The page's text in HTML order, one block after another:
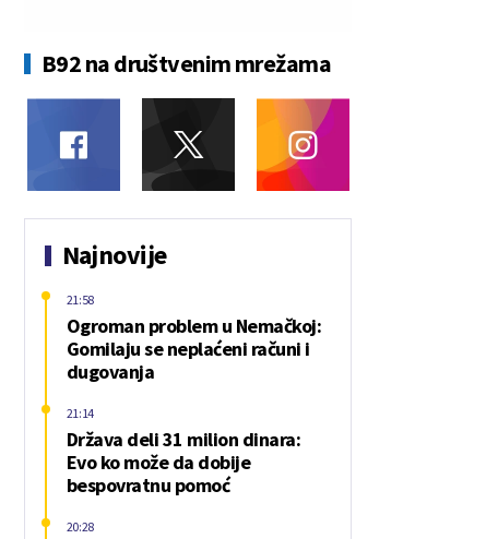
B92 na društvenim mrežama
Najnovije
Ogroman problem u Nemačkoj:
Gomilaju se neplaćeni računi i
dugovanja
21:58
Država deli 31 milion dinara:
Evo ko može da dobije
bespovratnu pomoć
21:14
20:28